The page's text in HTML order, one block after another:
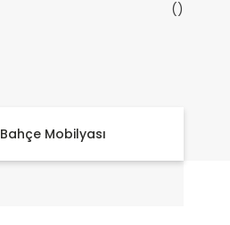
Bahçe Mobilyası